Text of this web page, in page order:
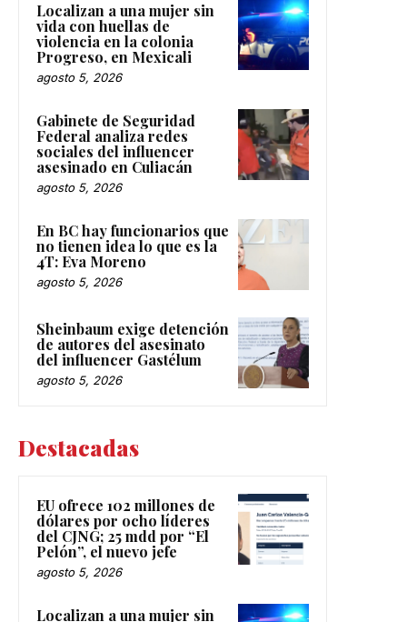
Localizan a una mujer sin
vida con huellas de
violencia en la colonia
Progreso, en Mexicali
agosto 5, 2026
Gabinete de Seguridad
Federal analiza redes
sociales del influencer
asesinado en Culiacán
agosto 5, 2026
En BC hay funcionarios que
no tienen idea lo que es la
4T: Eva Moreno
agosto 5, 2026
Sheinbaum exige detención
de autores del asesinato
del influencer Gastélum
agosto 5, 2026
Destacadas
EU ofrece 102 millones de
dólares por ocho líderes
del CJNG; 25 mdd por “El
Pelón”, el nuevo jefe
agosto 5, 2026
Localizan a una mujer sin